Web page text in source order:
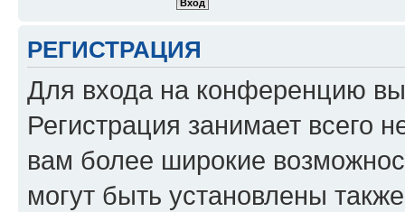
РЕГИСТРАЦИЯ
Для входа на конференцию
Регистрация занимает всего
вам более широкие
могут быть установлены